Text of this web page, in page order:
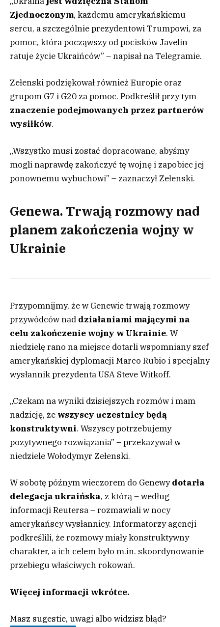
Zjednoczonym, każdemu amerykańskiemu
sercu, a szczególnie prezydentowi Trumpowi, za
pomoc, która począwszy od pocisków Javelin
ratuje życie Ukraińców” – napisał na Telegramie.
Zełenski podziękował również Europie oraz
grupom G7 i G20 za pomoc. Podkreślił przy tym
znaczenie podejmowanych przez partnerów
wysiłków.
„Wszystko musi zostać dopracowane, abyśmy
mogli naprawdę zakończyć tę wojnę i zapobiec jej
ponownemu wybuchowi” – zaznaczył Zełenski.
Genewa. Trwają rozmowy nad
planem zakończenia wojny w
Ukrainie
Przypomnijmy, że w Genewie trwają rozmowy
przywódców nad działaniami mającymi na
celu zakończenie wojny w Ukrainie. W
niedzielę rano na miejsce dotarli wspomniany szef
amerykańskiej dyplomacji Marco Rubio i specjalny
wysłannik prezydenta USA Steve Witkoff.
„Czekam na wyniki dzisiejszych rozmów i mam
nadzieję, że wszyscy uczestnicy będą
konstruktywni. Wszyscy potrzebujemy
pozytywnego rozwiązania” – przekazywał w
niedziele Wołodymyr Zełenski.
W sobotę późnym wieczorem do Genewydotarła
delegacja ukraińska, z którą – według
informacji Reutersa – rozmawiali w nocy
amerykańscy wysłannicy. Informatorzy agencji
podkreślili, że rozmowy miały konstruktywny
charakter, a ich celem było m.in. skoordynowanie
przebiegu właściwych rokowań.
Więcej informacji wkrótce.
Masz sugestie, uwagi albo widzisz błąd?